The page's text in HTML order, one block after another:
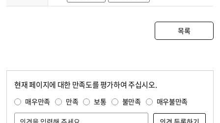
목록
현재 페이지에 대한 만족도를 평가하여 주십시오.
매우만족 만족 보통 불만족 매우불만족